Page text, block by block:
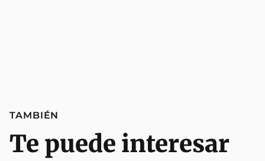
TAMBIÉN
Te puede interesar